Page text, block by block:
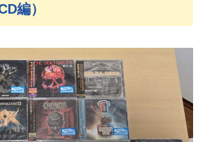
編）